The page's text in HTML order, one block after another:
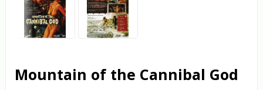
Mountain of the Cannibal God